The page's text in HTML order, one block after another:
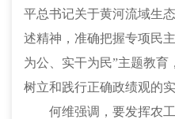
平总书记关于黄河流域生
述精神，准确把握专项民
为公、实干为民”主题教育
树立和践行正确政绩观的实
何维强调，要发挥农